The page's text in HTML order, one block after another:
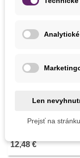
Pridať do
Substral komplexná
12,48 €
Len
Prejsť na